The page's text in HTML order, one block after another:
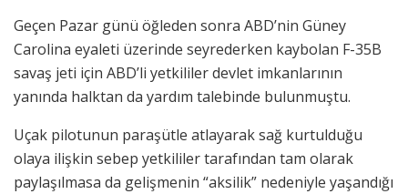
Geçen Pazar günü öğleden sonra ABD’nin Güney
Carolina eyaleti üzerinde seyrederken kaybolan F-35B
savaş jeti için ABD’li yetkililer devlet imkanlarının
yanında halktan da yardım talebinde bulunmuştu.
Uçak pilotunun paraşütle atlayarak sağ kurtulduğu
olaya ilişkin sebep yetkililer tarafından tam olarak
paylaşılmasa da gelişmenin “aksilik” nedeniyle yaşandığı